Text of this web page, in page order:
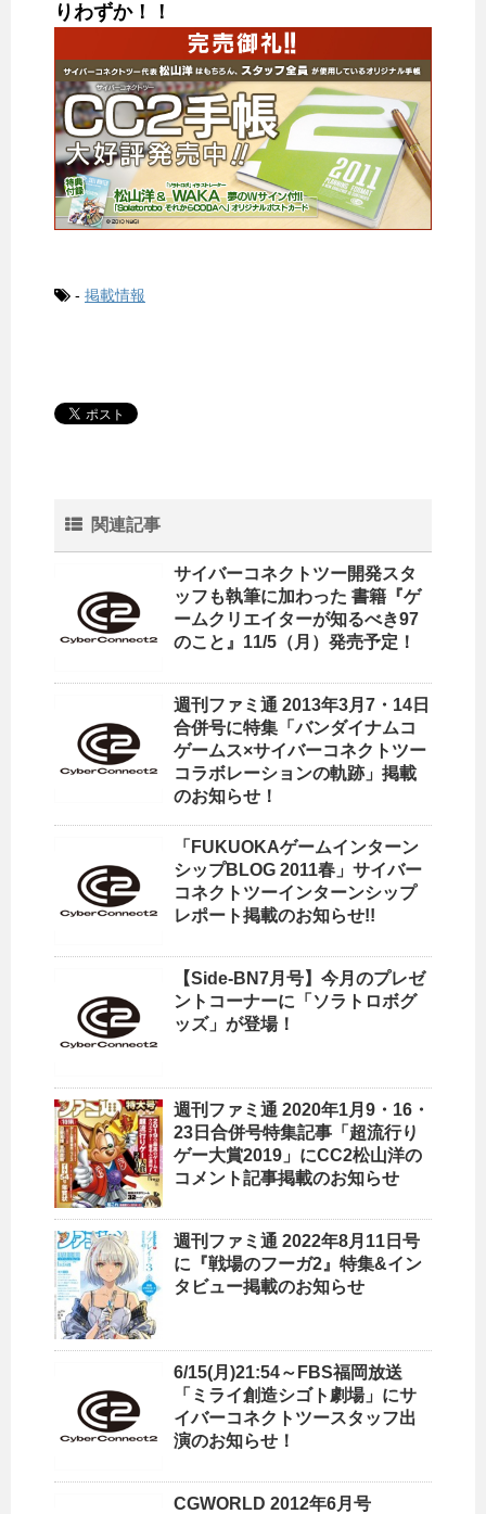
りわずか！！
- 掲載情報
関連記事
サイバーコネクトツー開発スタ
ッフも執筆に加わった 書籍『ゲ
ームクリエイターが知るべき97
のこと』11/5（月）発売予定！
週刊ファミ通 2013年3月7・14日
合併号に特集「バンダイナムコ
ゲームス×サイバーコネクトツー
コラボレーションの軌跡」掲載
のお知らせ！
「FUKUOKAゲームインターン
シップBLOG 2011春」サイバー
コネクトツーインターンシップ
レポート掲載のお知らせ!!
【Side-BN7月号】今月のプレゼ
ントコーナーに「ソラトロボグ
ッズ」が登場！
週刊ファミ通 2020年1月9・16・
23日合併号特集記事「超流行り
ゲー大賞2019」にCC2松山洋の
コメント記事掲載のお知らせ
週刊ファミ通 2022年8月11日号
に『戦場のフーガ2』特集&イン
タビュー掲載のお知らせ
6/15(月)21:54～FBS福岡放送
「ミライ創造シゴト劇場」にサ
イバーコネクトツースタッフ出
演のお知らせ！
CGWORLD 2012年6月号